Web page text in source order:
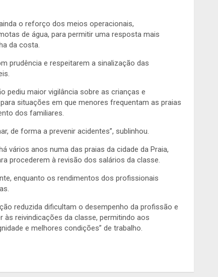
o reforço dos meios operacionais,
de água, para permitir uma resposta mais
da costa.
prudência e respeitarem a sinalização das
pediu maior vigilância sobre as crianças e
situações em que menores frequentam as praias
dos familiares.
de forma a prevenir acidentes”, sublinhou.
vários anos numa das praias da cidade da Praia,
procederem à revisão dos salários da classe.
enquanto os rendimentos dos profissionais
reduzida dificultam o desempenho da profissão e
às reivindicações da classe, permitindo aos
e melhores condições” de trabalho.